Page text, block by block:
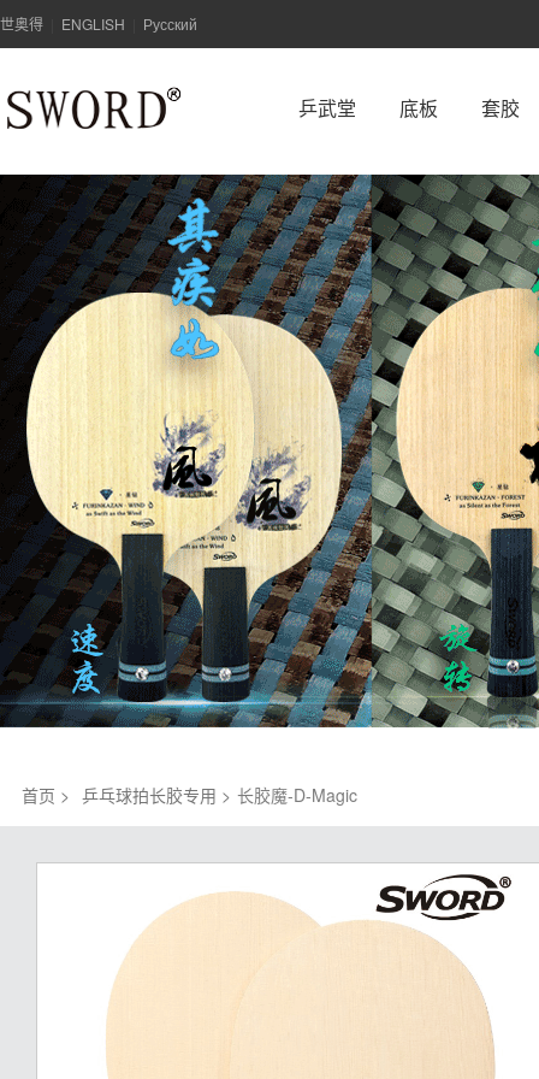
世奥得 ENGLISH Русский
乒武堂 底板 套胶
首页 > 乒乓球拍长胶专用 > 长胶魔-D-Magic